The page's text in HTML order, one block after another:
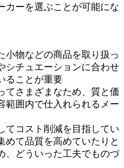
カーを選ぶことが可能にな
小物などの商品を取り扱っ
シチュエーションに合わせ
ることが重要
てさまざまなため、質と価
範囲内で仕入れられるメー
てコスト削減を目指してい
めて品質を高めていたりと
、どういった工夫でものづ